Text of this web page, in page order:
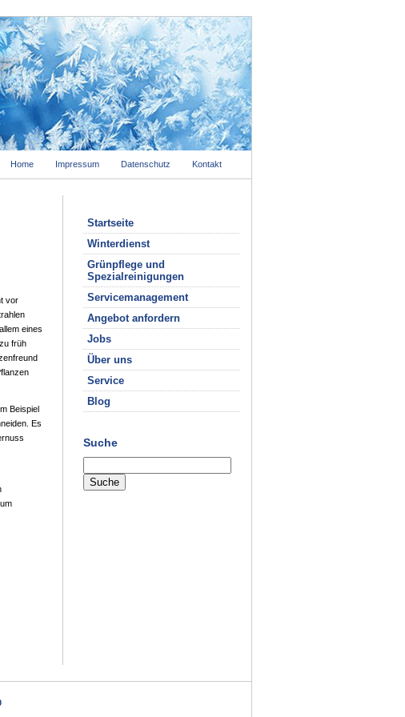
Home Impressum Datenschutz Kontakt
Startseite
Winterdienst
Grünpflege und
Spezialreinigungen
Servicemanagement
Angebot anfordern
Jobs
Über uns
Service
Blog
Suche
vor
eines
früh
Beispiel
Es